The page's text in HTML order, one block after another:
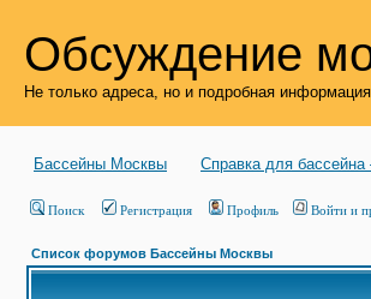
Обсуждение
Не только адреса, но и подробная
Бассейны Москвы Справка для
Поиск Регистрация Профиль Войти и
Список форумов Бассейны Москвы